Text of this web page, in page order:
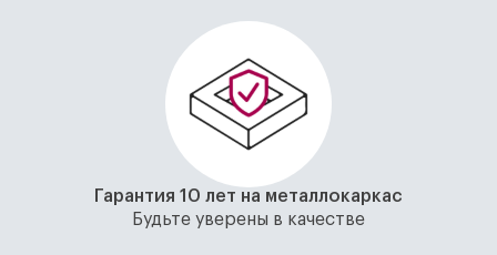
Гарантия 10 лет на металлокаркас
Будьте уверены в качестве